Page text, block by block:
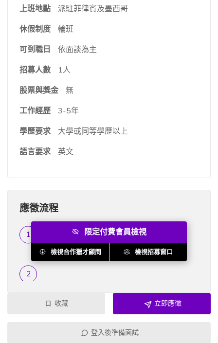
上班地點
派駐菲律賓及墨西哥
休假制度
輪班
可到職日
依面談為主
招募人數
1人
股票與獎金
無
工作經歷
3-5年
學歷要求
大學或同等學歷以上
語言要求
英文
應徵流程
履歷篩選
...
限定付費會員檢視
檢視合作獵才顧問 檢視招募窗口
收藏 立即應徵
登入後準備面試